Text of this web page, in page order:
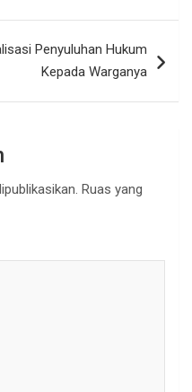
Penyuluhan Hukum
Kepada Warganya
Ruas yang